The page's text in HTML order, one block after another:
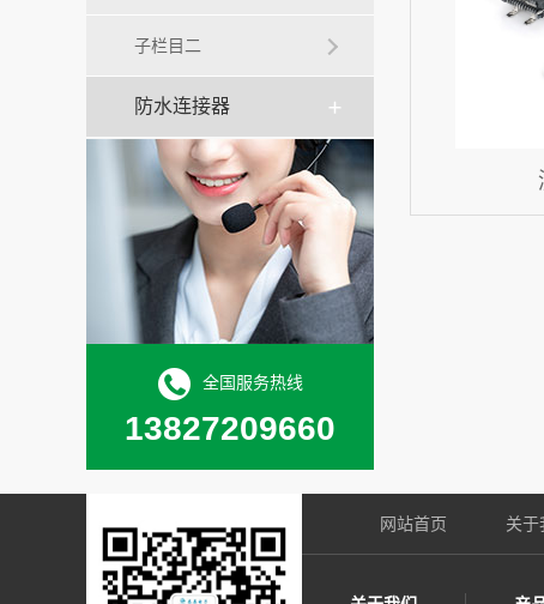
子栏目二
防水连接器
全国服务热线
13827209660
网站首页 关于